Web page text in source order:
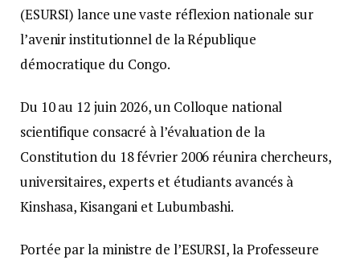
(ESURSI) lance une vaste réflexion nationale sur
l’avenir institutionnel de la République
démocratique du Congo.
Du 10 au 12 juin 2026, un Colloque national
scientifique consacré à l’évaluation de la
Constitution du 18 février 2006 réunira chercheurs,
universitaires, experts et étudiants avancés à
Kinshasa, Kisangani et Lubumbashi.
Portée par la ministre de l’ESURSI, la Professeure